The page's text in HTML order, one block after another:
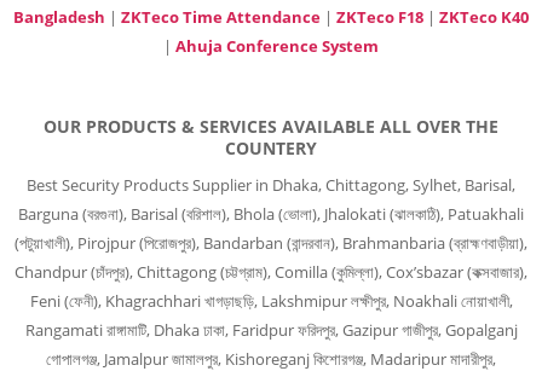
Bangladesh | ZKTeco Time Attendance | ZKTeco F18 | ZKTeco K40
| Ahuja Conference System
OUR PRODUCTS & SERVICES AVAILABLE ALL OVER THE
COUNTERY
Best Security Products Supplier in Dhaka, Chittagong, Sylhet, Barisal,
Barguna (বরগুনা), Barisal (বরিশাল), Bhola (ভোলা), Jhalokati (ঝালকাঠি), Patuakhali
(পটুয়াখালী), Pirojpur (পিরোজপুর), Bandarban (বান্দরবান), Brahmanbaria (ব্রাহ্মণবাড়ীয়া),
Chandpur (চাঁদপুর), Chittagong (চট্টগ্রাম), Comilla (কুমিল্লা), Cox’sbazar (কক্সবাজার),
Feni (ফেনী), Khagrachhari খাগড়াছড়ি, Lakshmipur লক্ষীপুর, Noakhali নোয়াখালী,
Rangamati রাঙ্গামাটি, Dhaka ঢাকা, Faridpur ফরিদপুর, Gazipur গাজীপুর, Gopalganj
গোপালগঞ্জ, Jamalpur জামালপুর, Kishoreganj কিশোরগঞ্জ, Madaripur মাদারীপুর,